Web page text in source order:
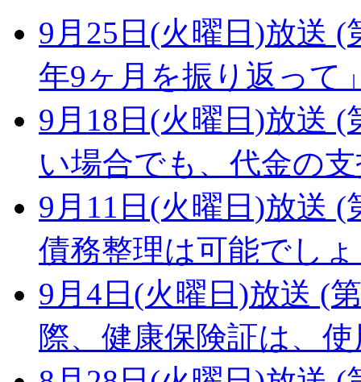
9月25日(火曜日)放送 (
年9ヶ月を振り返って
9月18日(火曜日)放送 (
い場合でも、代金の
9月11日(火曜日)放送 (
債務整理は可能でし
9月4日(火曜日)放送 (
際、健康保険証は、